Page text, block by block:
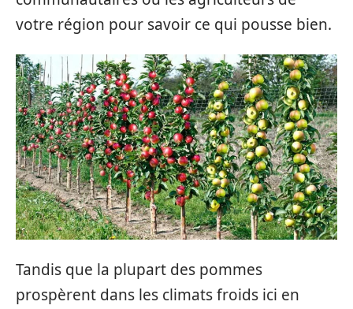
votre région pour savoir ce qui pousse bien.
Tandis que la plupart des pommes
prospèrent dans les climats froids ici en